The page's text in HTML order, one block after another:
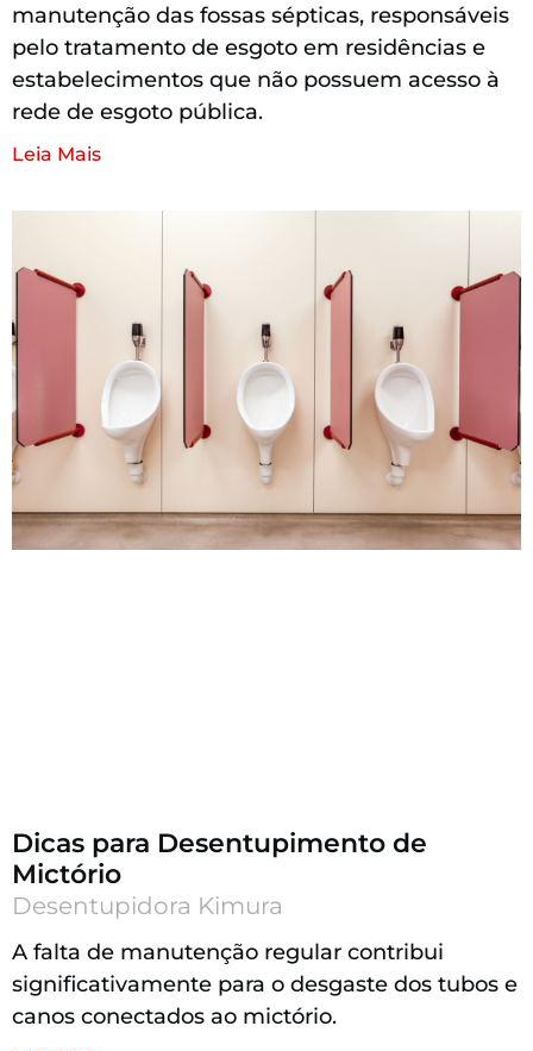
manutenção das fossas sépticas, responsáveis
pelo tratamento de esgoto em residências e
estabelecimentos que não possuem acesso à
rede de esgoto pública.
Leia Mais
Dicas para Desentupimento de
Mictório
Desentupidora Kimura
A falta de manutenção regular contribui
significativamente para o desgaste dos tubos e
canos conectados ao mictório.